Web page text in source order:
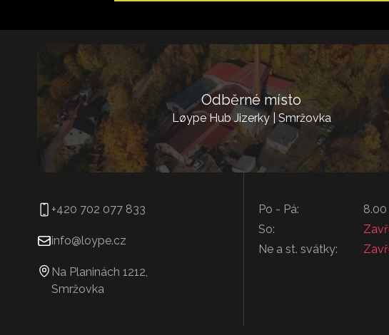
Odběrné místo
Løype Hub Jizerky | Smržovka
+420 702 077 833
info@loype.cz
Na Planinách 1212,
Smržovka
Po - Pá:
So:
Ne a st. svátky:
8.00